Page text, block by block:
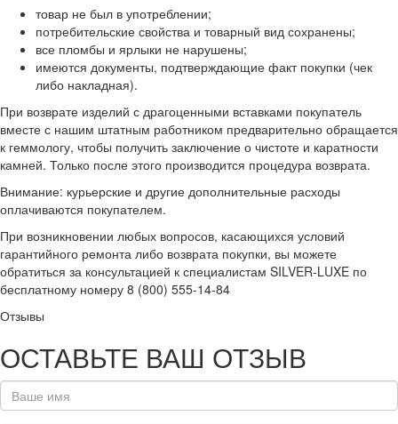
товар не был в употреблении;
потребительские свойства и товарный вид сохранены;
все пломбы и ярлыки не нарушены;
имеются документы, подтверждающие факт покупки (чек
либо накладная).
При возврате изделий с драгоценными вставками покупатель
вместе с нашим штатным работником предварительно обращается
к геммологу, чтобы получить заключение о чистоте и каратности
камней. Только после этого производится процедура возврата.
Внимание: курьерские и другие дополнительные расходы
оплачиваются покупателем.
При возникновении любых вопросов, касающихся условий
гарантийного ремонта либо возврата покупки, вы можете
обратиться за консультацией к специалистам SILVER-LUXE по
бесплатному номеру 8 (800) 555-14-84
Отзывы
ОСТАВЬТЕ ВАШ ОТЗЫВ